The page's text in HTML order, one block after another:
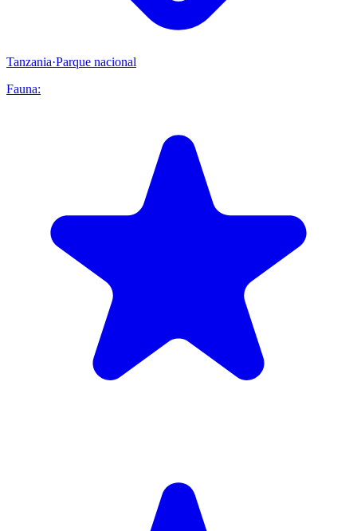
Tanzania·Parque nacional
Fauna: